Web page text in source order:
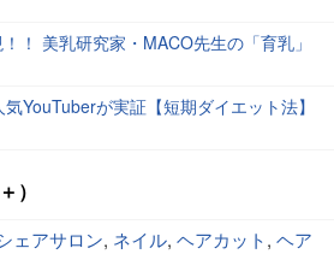
！ 美乳研究家・MACO先生の「育乳」
YouTuberが実証【短期ダイエット法】
）
ェアサロン, ネイル, ヘアカット, ヘア